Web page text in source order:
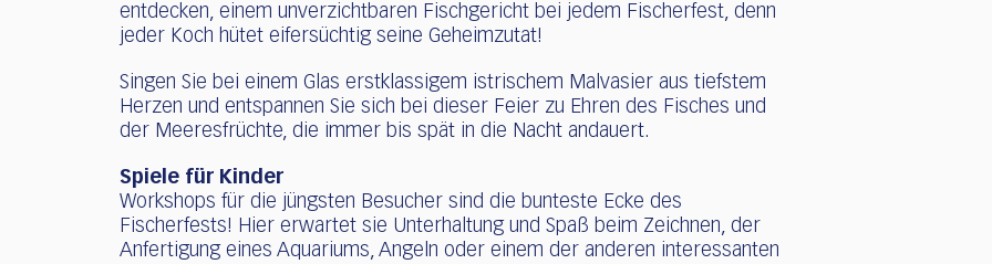
entdecken, einem unverzichtbaren Fischgericht bei jedem Fischerfest, denn
jeder Koch hütet eifersüchtig seine Geheimzutat!
Singen Sie bei einem Glas erstklassigem istrischem Malvasier aus tiefstem
Herzen und entspannen Sie sich bei dieser Feier zu Ehren des Fisches und
der Meeresfrüchte, die immer bis spät in die Nacht andauert.
Spiele für Kinder
Workshops für die jüngsten Besucher sind die bunteste Ecke des
Fischerfests! Hier erwartet sie Unterhaltung und Spaß beim Zeichnen, der
Anfertigung eines Aquariums, Angeln oder einem der anderen interessanten